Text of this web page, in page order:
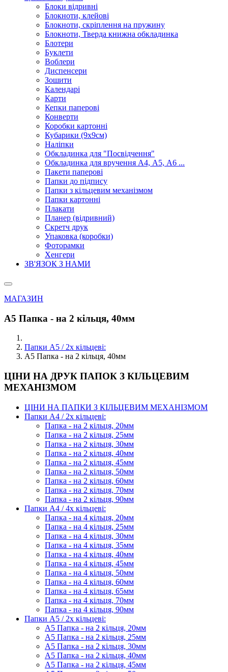
Блоки відривні
Блокноти, клейові
Блокноти, скріплення на пружину
Блокноти, Тверда книжна обкладинка
Блотери
Буклети
Воблери
Диспенсери
Зошити
Календарі
Карти
Кепки паперові
Конверти
Коробки картонні
Кубарики (9х9см)
Наліпки
Обкладинка для "Посвідчення"
Обкладинка для вручення А4, А5, А6 ...
Пакети паперові
Папки до підпису
Папки з кільцевим механізмом
Папки картонні
Плакати
Планер (відривний)
Скретч друк
Упаковка (коробки)
Фоторамки
Хенгери
ЗВ'ЯЗОК З НАМИ
МАГАЗИН
А5 Папка - на 2 кільця, 40мм
Папки А5 / 2х кільцеві:
А5 Папка - на 2 кільця, 40мм
ЦІНИ НА ДРУК ПАПОК З КІЛЬЦЕВИМ
МЕХАНІЗМОМ
ЦІНИ НА ПАПКИ З КІЛЬЦЕВИМ МЕХАНІЗМОМ
Папки А4 / 2х кільцеві:
Папка - на 2 кільця, 20мм
Папка - на 2 кільця, 25мм
Папка - на 2 кільця, 30мм
Папка - на 2 кільця, 40мм
Папка - на 2 кільця, 45мм
Папка - на 2 кільця, 50мм
Папка - на 2 кільця, 60мм
Папка - на 2 кільця, 70мм
Папка - на 2 кільця, 90мм
Папки А4 / 4х кільцеві:
Папка - на 4 кільця, 20мм
Папка - на 4 кільця, 25мм
Папка - на 4 кільця, 30мм
Папка - на 4 кільця, 35мм
Папка - на 4 кільця, 40мм
Папка - на 4 кільця, 45мм
Папка - на 4 кільця, 50мм
Папка - на 4 кільця, 60мм
Папка - на 4 кільця, 65мм
Папка - на 4 кільця, 70мм
Папка - на 4 кільця, 90мм
Папки А5 / 2х кільцеві:
А5 Папка - на 2 кільця, 20мм
А5 Папка - на 2 кільця, 25мм
А5 Папка - на 2 кільця, 30мм
А5 Папка - на 2 кільця, 40мм
А5 Папка - на 2 кільця, 45мм